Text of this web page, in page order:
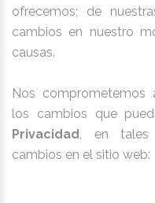
ofrecemos; de
cambios en nuestro
causas.
Nos comprometemos
los cambios que
Privacidad, en tales
cambios en el sitio web: